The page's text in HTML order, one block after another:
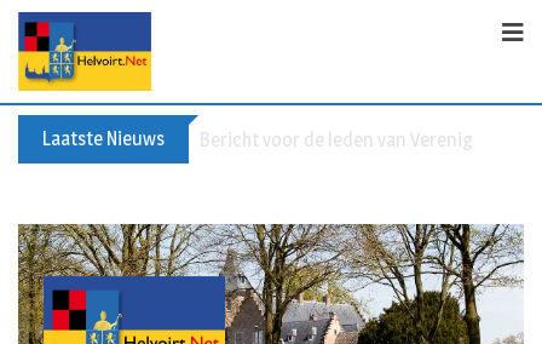
Laatste Nieuws Bericht voor de leden van Vereniging 55+